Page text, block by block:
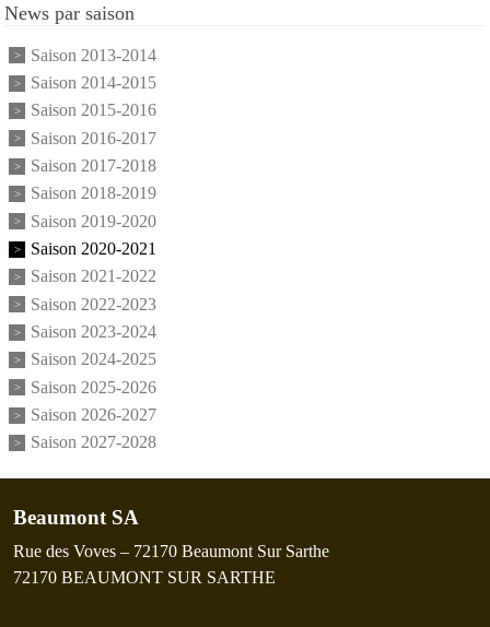
News par saison
Saison 2013-2014
Saison 2014-2015
Saison 2015-2016
Saison 2016-2017
Saison 2017-2018
Saison 2018-2019
Saison 2019-2020
Saison 2020-2021
Saison 2021-2022
Saison 2022-2023
Saison 2023-2024
Saison 2024-2025
Saison 2025-2026
Saison 2026-2027
Saison 2027-2028
Beaumont SA
Rue des Voves – 72170 Beaumont Sur Sarthe
72170 BEAUMONT SUR SARTHE